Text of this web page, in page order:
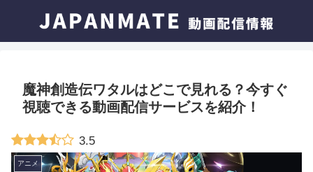
魔神創造伝ワタルはどこで見れる？今すぐ
視聴できる動画配信サービスを紹介！
3.5
アニメ